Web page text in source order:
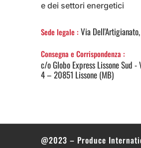
e dei settori energetici
Sede legale : Via
Consegna e Corrispondenza :
c/o Globo Express Lissone Sud
4 – 20851 Lissone (MB)
@2023 – Produce